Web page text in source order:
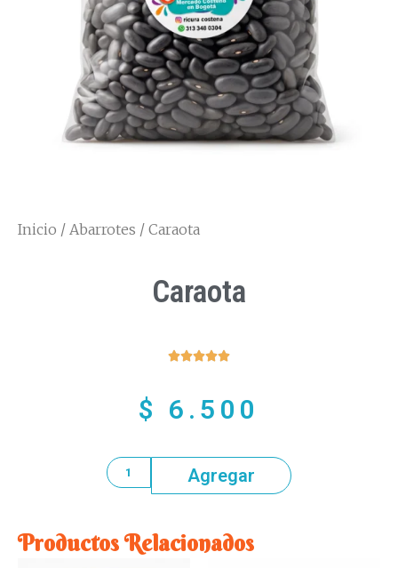
Inicio / Abarrotes / Caraota
Caraota

$ 6.500
Agregar
Productos Relacionados